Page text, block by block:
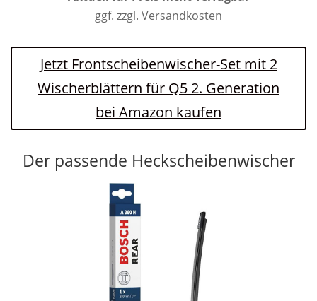
ggf. zzgl. Versandkosten
Jetzt Frontscheibenwischer-Set mit 2
Wischerblättern für Q5 2. Generation
bei Amazon kaufen
Der passende Heckscheibenwischer